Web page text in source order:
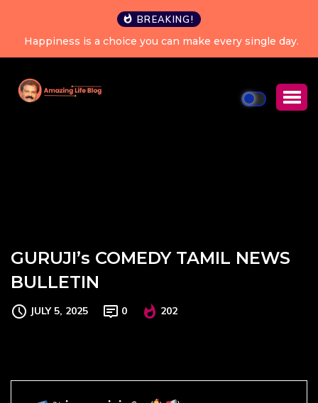
BREAKING!
Happiness is a choice you can make every single day.
GURUJI’s COMEDY TAMIL NEWS
BULLETIN
JULY 5, 2025 0 202